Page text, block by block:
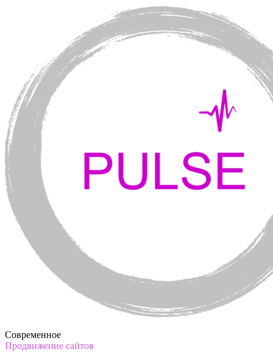
Современное
Продвижение сайтов